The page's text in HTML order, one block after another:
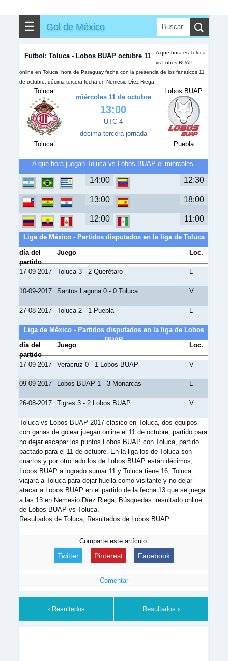
☰ Gol de México
Futbol: Toluca - Lobos BUAP octubre 11
A qué hora es Toluca
vs Lobos BUAP
online en Toluca, hora de Paraguay fecha con la presencia de los fanáticos 11
de octubre, décima tercera fecha en Nemesio Díez Riega
Toluca
Toluca
miércoles 11 de octubre
13:00
UTC-4
décima tercera jornada
Lobos BUAP
Puebla
A que hora juegan Toluca vs Lobos BUAP el miércoles.
14:00 12:30
13:00 18:00
12:00 11:00
Liga de México - Partidos disputados en la liga de Toluca
día del
partido
Juego Loc.
17-09-2017 Toluca 3 - 2 Querétaro L
10-09-2017 Santos Laguna 0 - 0 Toluca V
27-08-2017 Toluca 2 - 1 Puebla L
Liga de México - Partidos disputados en la liga de Lobos
BUAP
día del
partido
Juego Loc.
17-09-2017 Veracruz 0 - 1 Lobos BUAP V
09-09-2017 Lobos BUAP 1 - 3 Monarcas L
26-08-2017 Tigres 3 - 2 Lobos BUAP V
Toluca vs Lobos BUAP 2017 clásico en Toluca, dos equipos
con ganas de golear juegan online el 11 de octubre, partido para
no dejar escapar los puntos Lobos BUAP con Toluca, partido
pactado para el 11 de octubre. En la liga los de Toluca son
cuartos y por otro lado los de Lobos BUAP están décimos,
Lobos BUAP a logrado sumar 11 y Toluca tiene 16, Toluca
viajará a Toluca para dejar huella como visitante y no dejar
atacar a Lobos BUAP en el partido de la fecha 13 que se juega
a las 13 en Nemesio Díez Riega, Búsquedas: resultado online
de Lobos BUAP vs Toluca.
Resultados de Toluca, Resultados de Lobos BUAP
Comparte este artículo:
Twitter Pinterest Facebook
Comentar
‹ Resultados Resultados ›